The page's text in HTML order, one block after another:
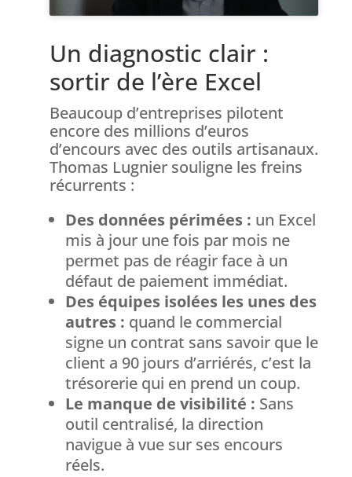
Un diagnostic clair :
sortir de l’ère Excel
Beaucoup d’entreprises pilotent
encore des millions d’euros
d’encours avec des outils artisanaux.
Thomas Lugnier souligne les freins
récurrents :
Des données périmées : un Excel
mis à jour une fois par mois ne
permet pas de réagir face à un
défaut de paiement immédiat.
Des équipes isolées les unes des
autres : quand le commercial
signe un contrat sans savoir que le
client a 90 jours d’arriérés, c’est la
trésorerie qui en prend un coup.
Le manque de visibilité : Sans
outil centralisé, la direction
navigue à vue sur ses encours
réels.